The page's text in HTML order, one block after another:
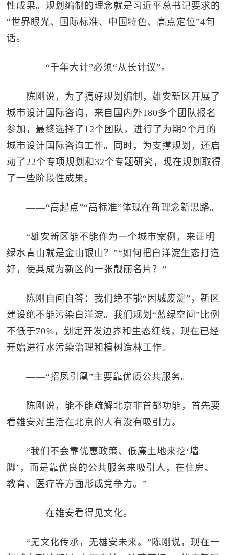
性成果。规划编制的理念就是习近平总书记要求的
“世界眼光、国际标准、中国特色、高点定位”4句
话。
——“千年大计”必须“从长计议”。
陈刚说，为了搞好规划编制，雄安新区开展了
城市设计国际咨询，来自国内外180多个团队报名
参加，最终选择了12个团队，进行了为期2个月的
城市设计国际咨询工作。同时，为支撑规划，还启
动了22个专项规划和32个专题研究，现在规划取得
了一些阶段性成果。
——“高起点”“高标准”体现在新理念新思路。
“雄安新区能不能作为一个城市案例，来证明
绿水青山就是金山银山？”“如何把白洋淀生态打造
好，使其成为新区的一张靓丽名片？”
陈刚自问自答：我们绝不能“因城废淀”，新区
建设绝不能污染白洋淀。我们规划“蓝绿空间”比例
不低于70%，划定开发边界和生态红线，现在已经
开始进行水污染治理和植树造林工作。
——“招凤引凰”主要靠优质公共服务。
陈刚说，能不能疏解北京非首都功能，首先要
看雄安对生活在北京的人有没有吸引力。
“我们不会靠优惠政策、低廉土地来挖‘墙
脚’，而是靠优良的公共服务来吸引人，在住房、
教育、医疗等方面形成竞争力。”
——在雄安看得见文化。
“无文化传承，无雄安未来。”陈刚说，现在一